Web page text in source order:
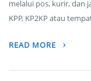
melalui pos, kurir, dan
KPP, KP2KP atau
READ MORE